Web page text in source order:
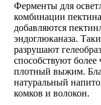
Ферменты для
комбинации
добавляются
эндоглюканаза.
разрушают
способствуют
плотный выжим.
натуральный
комков и волокон.